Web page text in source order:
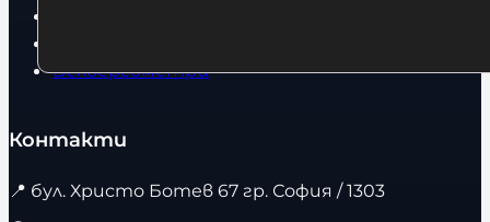
Велоергометри
Контакти
📍 бул. Христо Ботев 67 гр. София / 1303